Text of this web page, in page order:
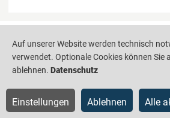
Barrierefreiheit Datenschutz Impressum
Auf unserer Website werden technisch
verwendet. Optionale Cookies können Sie
ablehnen. Datenschutz
Einstellungen Ablehnen Alle